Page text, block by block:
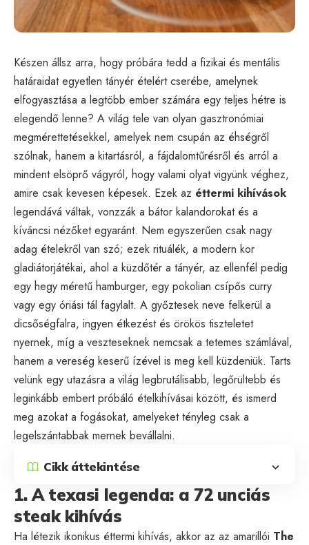
Készen állsz arra, hogy próbára tedd a fizikai és mentális
határaidat egyetlen tányér ételért cserébe, amelynek
elfogyasztása a legtöbb ember számára egy teljes hétre is
elegendő lenne? A világ tele van olyan gasztronómiai
megmérettetésekkel, amelyek nem csupán az éhségről
szólnak, hanem a kitartásról, a fájdalomtűrésről és arról a
mindent elsöprő vágyról, hogy valami olyat vigyünk véghez,
amire csak kevesen képesek. Ezek az éttermi kihívások
legendává váltak, vonzzák a bátor kalandorokat és a
kíváncsi nézőket egyaránt. Nem egyszerűen csak nagy
adag ételekről van szó; ezek rituálék, a modern kor
gladiátorjátékai, ahol a küzdőtér a tányér, az ellenfél pedig
egy hegy méretű hamburger, egy pokolian csípős curry
vagy egy óriási tál fagylalt. A győztesek neve felkerül a
dicsőségfalra, ingyen étkezést és örökös tiszteletet
nyernek, míg a veszteseknek nemcsak a tetemes számlával,
hanem a vereség keserű ízével is meg kell küzdeniük. Tarts
velünk egy utazásra a világ legbrutálisabb, legőrültebb és
leginkább embert próbáló ételkihívásai között, és ismerd
meg azokat a fogásokat, amelyeket tényleg csak a
legelszántabbak mernek bevállalni.
Cikk áttekintése
1. A texasi legenda: a 72 unciás
steak kihívás
Ha létezik ikonikus éttermi kihívás, akkor az az amarillói The